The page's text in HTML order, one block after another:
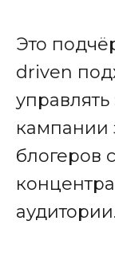
Это
driven
кампании
блогеров
аудитории.